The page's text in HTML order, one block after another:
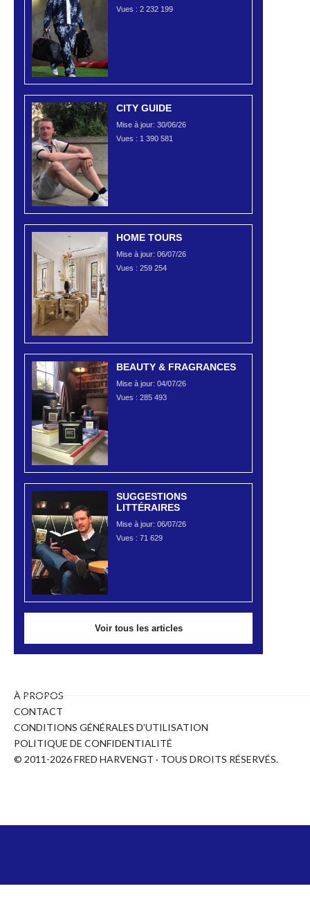
Vues : 2 232 199
CITY GUIDE
Mise à jour: 30/06/26
Vues : 1 390 581
HOME TOURS
Mise à jour: 06/07/26
Vues : 259 254
BEAUTY & FRAGRANCES
Mise à jour: 04/07/26
Vues : 285 493
SUGGESTIONS
LITTÉRAIRES
Mise à jour: 06/07/26
Vues : 71 629
Voir tous les articles
À PROPOS
CONTACT
CONDITIONS GÉNÉRALES D’UTILISATION
POLITIQUE DE CONFIDENTIALITÉ
© 2011-2026 FRED HARVENGT · TOUS DROITS RÉSERVÉS.